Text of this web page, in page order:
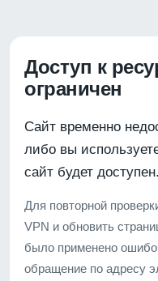
Доступ к
ограничен
Сайт временно
либо вы
сайт будет доступен.
Для повторной
VPN и обновить
было применено
обращение по адресу